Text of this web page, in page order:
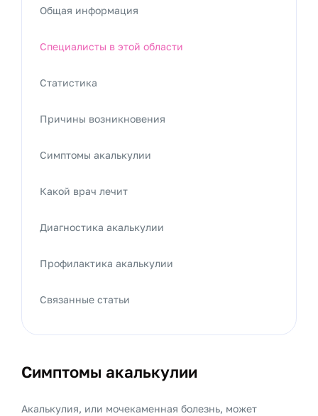
Симптомы акалькулии
Акалькулия, или мочекаменная болезнь, может
Общая информация
Специалисты в этой области
Статистика
Причины возникновения
Симптомы акалькулии
Какой врач лечит
Диагностика акалькулии
Профилактика акалькулии
Связанные статьи